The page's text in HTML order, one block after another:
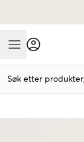
Mobile Menu
Søk etter